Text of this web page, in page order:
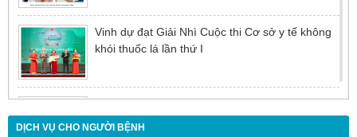
Vinh dự đạt Giải Nhì Cuộc thi Cơ sở y tế không
khói thuốc lá lần thứ I
Đừng để tuổi tác là rào cản khiến việc điều trị bị
chậm trễ
DỊCH VỤ CHO NGƯỜI BỆNH